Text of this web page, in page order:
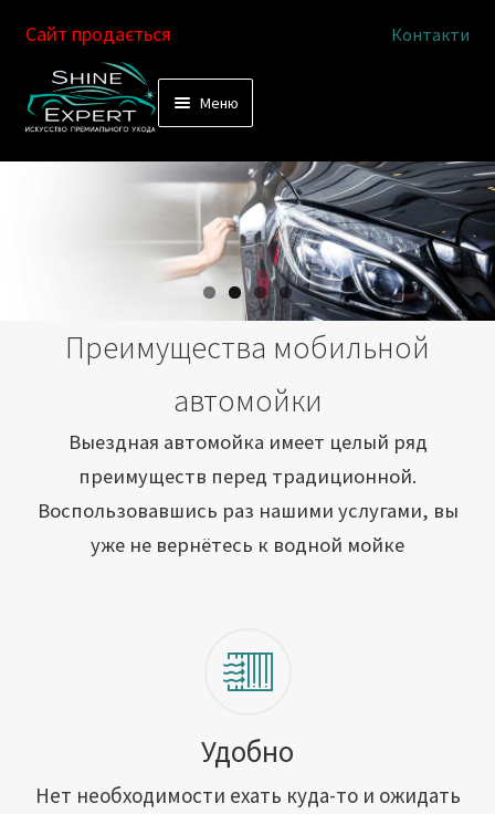
Перейти
к
Перейти
к
Сайт продається Контакти
Меню
Выездная автомойка
Химчистка салона
Подетальная химчистка
Как это работает
Сотрудничество
Вакансии
Адреса обслуживания
Контакты
Преимущества мобильной
автомойки
Выездная автомойка имеет целый ряд
преимуществ перед традиционной.
Воспользовавшись раз нашими услугами, вы
уже не вернётесь к водной мойке
Удобно
Нет необходимости ехать куда-то и ожидать